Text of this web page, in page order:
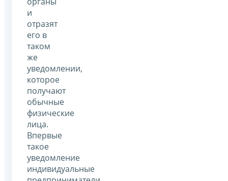
и
отразят
его в
таком
же
уведомлении,
которое
получают
обычные
физические
лица.
Впервые
такое
уведомление
индивидуальные